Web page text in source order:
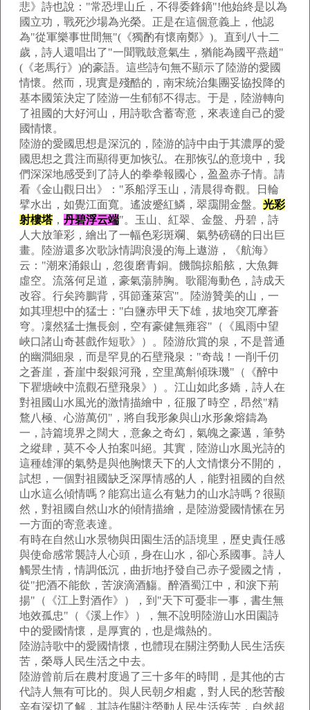
悲》詩也說："常恐埋山丘，不得委鋒鏑"!他始終是以為
國立功，戰死沙場為光榮。正是在這個意義上，他認
為"從軍樂事世間無"(《獨酌有懷南鄭》)。直到八十二
歲，詩人還唱出了"一聞戰鼓意氣生，猶能為國平燕趙"
(《老馬行》)的豪語。這些詩句無不顯示了陸游的愛國
情懷。然而，現實是殘酷的，南宋統治集團妥協投降的
基本國策決定了陸游一生郁郁不得志。于是，陸游轉向
了祖國的大好河山，用詩歌含蓄寄意，來表達自己的愛
國情懷。
陸游的愛國思想是深沉的，陸游的詩中由于其濃厚的愛
國思想之貫注而顯得更加恢弘。在那恢弘的意境中，我
們深深地感受到了詩人的拳拳報國心，盈盈赤子情。請
看《金山觀日出》："系船浮玉山，清晨得奇觀。日輪
擘水出，如覺江面寬。遙波蹙紅鱗，翠靄開金盤。 光彩
射樓塔， 丹碧浮云端"。玉山、紅翠、金盤、丹碧，詩
人大放筆彩，繪出了一幅色彩斑斕、氣勢磅礴的日出巨
畫。陸游還多次歌詠情調浪漫的海上遨游，《航海》
云："潮來涌銀山，忽復磨青銅。饑鶻掠船舷，大魚舞
虛空。流落何足道，豪氣蕩肺胸。歌罷海動色，詩成天
改容。行矣跨鵬背，弭節蓬萊宮"。陸游贊美的山，一
如其理想中的猛士："白鹽赤甲天下雄，拔地突兀摩蒼
穹。凜然猛士撫長劍，空有豪健無雍容"（《風雨中望
峽口諸山奇甚戲作短歌》）。陸游欣賞的泉，不是普通
的幽澗細泉，而是罕見的石壁飛泉："奇哉！一削千仞
之蒼崖，蒼崖中裂銀河飛，空里萬斛傾珠璣"（《醉中
下瞿塘峽中流觀石壁飛泉》）。江山如此多嬌，詩人在
對祖國山水風光的激情描繪中，征服了時空，昂然"精
鶩八極、心游萬仞"，將自我形象與山水形象熔鑄為
一，詩篇境界之闊大，意象之奇幻，氣魄之豪邁，筆勢
之縱肆，莫不令人拍案叫絕。其實，陸游山水風光詩的
這種雄渾的氣勢是與他胸懷天下的人文情懷分不開的，
試想，一個對祖國缺乏深厚情感的人，能對祖國的自然
山水這么傾情嗎？能寫出這么有魅力的山水詩嗎？很顯
然，對祖國自然山水的傾情描繪，是陸游愛國情愫在另
一方面的寄意表達。
有時在自然山水景物與田園生活的語境里，歷史責任感
與使命感常襲詩人心頭，身在山水，卻心系國事。詩人
觸景生情，情調低沉，曲折地抒發自己赤子愛國之情，
從"把酒不能飲，苦淚滴酒觴。醉酒蜀江中，和淚下荊
揚"（《江上對酒作》），到"天下可憂非一事，書生無
地效孤忠"（《溪上作》），無不說明陸游山水田園詩
中的愛國情懷，是厚實的，也是熾熱的。
陸游詩歌中的愛國情懷，也體現在關注勞動人民生活疾
苦，榮辱人民生活之中去。
陸游曾前后在農村度過了三十多年的時間，是其他的古
代詩人無有可比的。與人民朝夕相處，對人民的愁苦酸
辛有深切了解，其詩作關注勞動人民生活疾苦，自然超